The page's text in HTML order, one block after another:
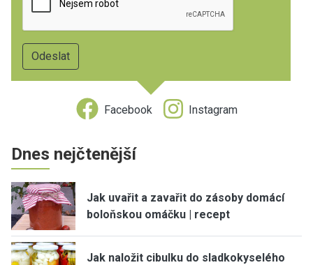
Facebook Instagram
Dnes nejčtenější
Jak uvařit a zavařit do zásoby domácí
boloňskou omáčku | recept
Jak naložit cibulku do sladkokyselého